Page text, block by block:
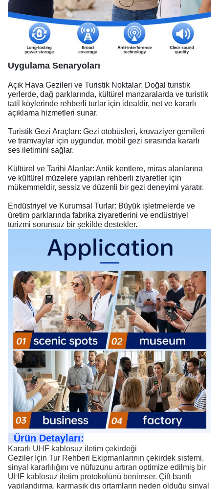
Uygulama Senaryoları
Açık Hava Gezileri ve Turistik Noktalar: Doğal turistik
yerlerde, dağ parklarında, kültürel manzaralarda ve turistik
tatil köylerinde rehberli turlar için idealdir, net ve kararlı
açıklama hizmetleri sunar.
Turistik Gezi Araçları: Gezi otobüsleri, kruvaziyer gemileri
ve tramvaylar için uygundur, mobil gezi sırasında kararlı
ses iletimini sağlar.
Kültürel ve Tarihi Alanlar: Antik kentlere, miras alanlarına
ve kültürel müzelere yapılan rehberli ziyaretler için
mükemmeldir, sessiz ve düzenli bir gezi deneyimi yaratır.
Endüstriyel ve Kurumsal Turlar: Büyük işletmelerde ve
üretim parklarında fabrika ziyaretlerini ve endüstriyel
turizmi sorunsuz bir şekilde destekler.
Ürün Detayları:
Kararlı UHF kablosuz iletim çekirdeği
Geziler İçin Tur Rehberi Ekipmanlarının çekirdek sistemi,
sinyal kararlılığını ve nüfuzunu artıran optimize edilmiş bir
UHF kablosuz iletim protokolünü benimser. Çift bantlı
yapılandırma, karmaşık dış ortamların neden olduğu sinyal